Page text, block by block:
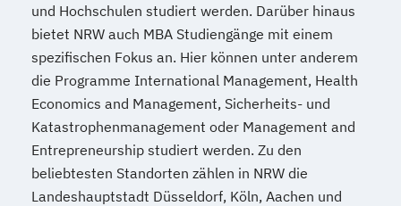
und Hochschulen studiert werden. Darüber hinaus
bietet NRW auch MBA Studiengänge mit einem
spezifischen Fokus an. Hier können unter anderem
die Programme International Management, Health
Economics and Management, Sicherheits- und
Katastrophenmanagement oder Management and
Entrepreneurship studiert werden. Zu den
beliebtesten Standorten zählen in NRW die
Landeshauptstadt Düsseldorf, Köln, Aachen und